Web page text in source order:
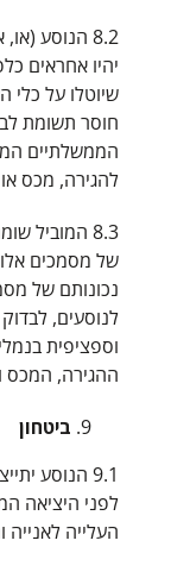
8.2 הנוסע
יהיו אחראים
שיוטלו על כלי
חוסר תשומת
הממשלתיים
להגירה, מכס
8.3 המוביל
של מסמכים אלו.
נכונותם של
לנוסעים,
וספציפית
ההגירה, המכס
ביטחון
9.1 הנוסע
לפני היציאה
העלייה לאנייה